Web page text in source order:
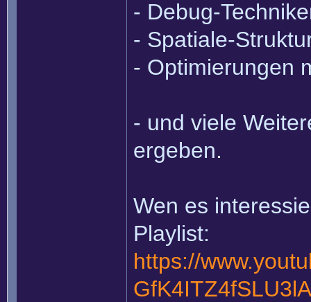
- Debug-
- Spatiale-
- Optimierungen
- und viele
ergeben.
Wen es
Playlist:
https://